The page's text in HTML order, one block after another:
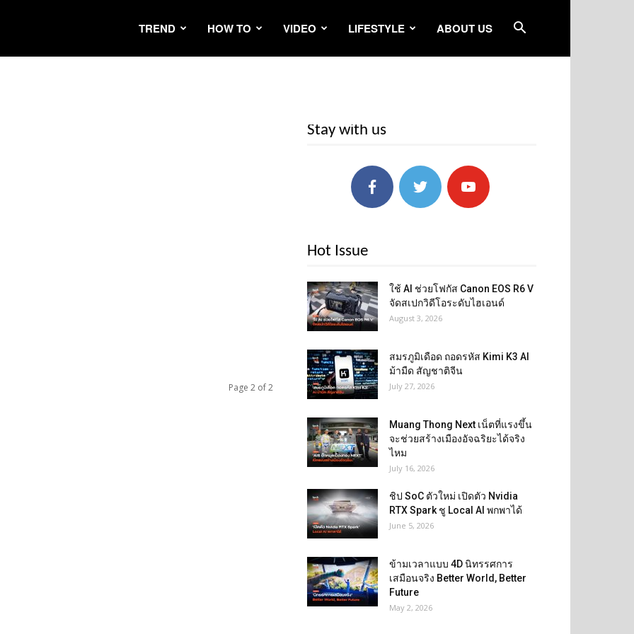
TREND HOW TO VIDEO LIFESTYLE ABOUT US
Page 2 of 2
Stay with us
Hot Issue
ใช้ AI ช่วยโฟกัส Canon EOS R6 V
จัดสเปกวิดีโอระดับไฮเอนด์
August 3, 2026
สมรภูมิเดือด ถอดรหัส Kimi K3 AI
ม้ามืด สัญชาติจีน
July 27, 2026
Muang Thong Next เน็ตที่แรงขึ้น
จะช่วยสร้างเมืองอัจฉริยะได้จริง
ไหม
July 16, 2026
ชิป SoC ตัวใหม่ เปิดตัว Nvidia
RTX Spark ชู Local AI พกพาได้
June 5, 2026
ข้ามเวลาแบบ 4D นิทรรศการ
เสมือนจริง Better World, Better
Future
May 2, 2026